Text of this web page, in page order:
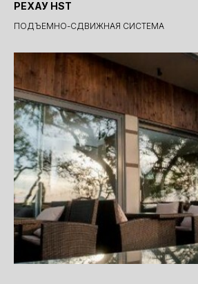
РЕХАУ HST
ПОДЪЕМНО-СДВИЖНАЯ СИСТЕМА